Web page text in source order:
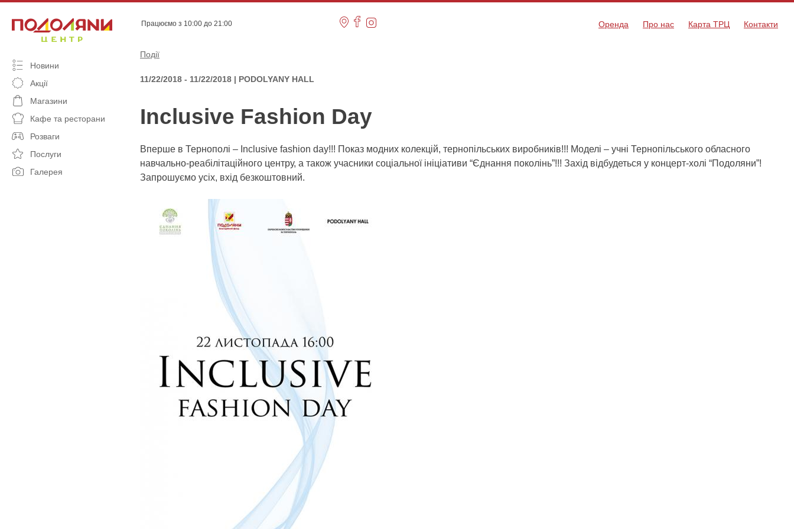
content
Працюємо з 10:00 до 21:00 Оренда Про нас Карта ТРЦ Контакти
Новини
Акції
Магазини
Кафе та ресторани
Розваги
Послуги
Галерея
Події
11/22/2018 - 11/22/2018 | PODOLYANY HALL
Inclusive Fashion Day
Вперше в Тернополі – Inclusive fashion day!!! Показ модних колекцій, тернопільських виробників!!! Моделі – учні Тернопільського обласного
навчально-реабілітаційного центру, а також учасники соціальної ініціативи “Єднання поколінь”!!! Захід відбудеться у концерт-холі “Подоляни”!
Запрошуємо усіх, вхід безкоштовний.